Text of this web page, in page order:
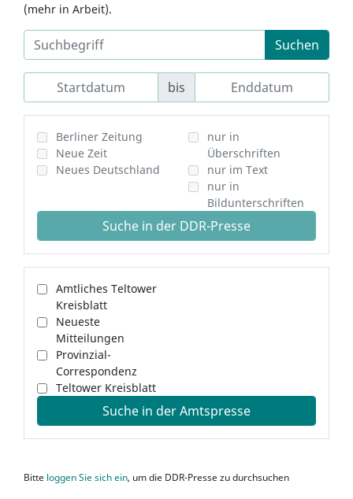
(mehr in Arbeit).
Suchen
bis
Berliner Zeitung
Neue Zeit
Neues Deutschland
nur in
Überschriften
nur im Text
nur in
Bildunterschriften
Suche in der DDR-Presse
Amtliches Teltower
Kreisblatt
Neueste
Mitteilungen
Provinzial-
Correspondenz
Teltower Kreisblatt
Suche in der Amtspresse
Bitte loggen Sie sich ein, um die DDR-Presse zu durchsuchen